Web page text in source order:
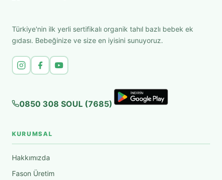
Türkiye'nin ilk yerli sertifikalı organik tahıl bazlı bebek ek
gıdası. Bebeğinize ve size en iyisini sunuyoruz.
0850 308 SOUL (7685)
KURUMSAL
Hakkımızda
Fason Üretim